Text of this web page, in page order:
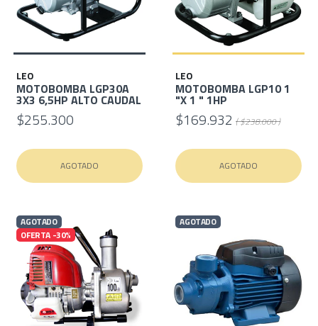
LEO
MOTOBOMBA LGP30A
3X3 6,5HP ALTO CAUDAL
$255.300
AGOTADO
LEO
MOTOBOMBA LGP10 1
"X 1 " 1HP
$169.932 ( $238.000 )
AGOTADO
AGOTADO
OFERTA -30%
AGOTADO